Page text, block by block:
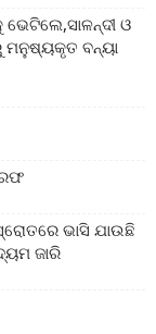
ଓ
ମନୁଷ୍ୟକୃତ ବନ୍ୟା
ଭାସି ଯାଉଛି
ଜାରି